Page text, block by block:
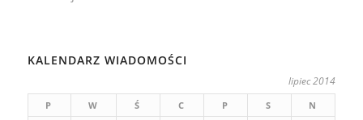
KALENDARZ WIADOMOŚCI
lipiec 2014
P W Ś C P S
N